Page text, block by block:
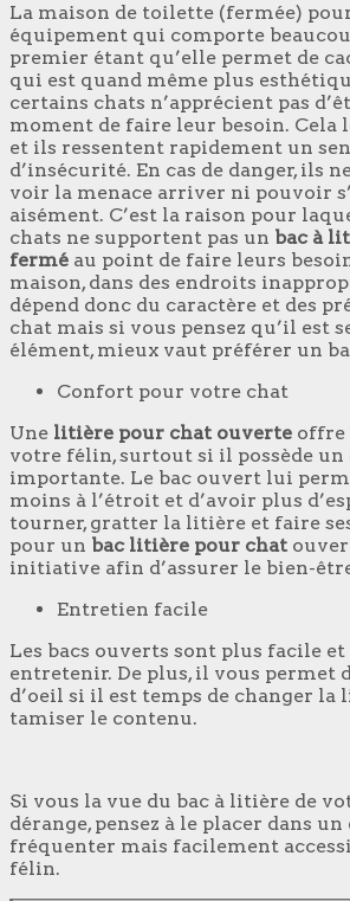
La maison de toilette (fermée)
équipement qui comporte
premier étant qu’elle permet de
qui est quand même plus
certains chats n’apprécient pas
moment de faire leur besoin. Cela
et ils ressentent rapidement un
d’insécurité. En cas de danger, ils
voir la menace arriver ni pouvoir
aisément. C’est la raison pour
chats ne supportent pas un bac à
fermé au point de faire leurs
maison, dans des endroits
dépend donc du caractère et des
chat mais si vous pensez qu’il est
élément, mieux vaut préférer un
Confort pour votre chat
Une litière pour chat ouverte offre
votre félin, surtout si il possède un
importante. Le bac ouvert lui
moins à l’étroit et d’avoir plus
tourner, gratter la litière et faire
pour un bac litière pour chat
initiative afin d’assurer le bien-
Entretien facile
Les bacs ouverts sont plus facile et
entretenir. De plus, il vous permet
d’oeil si il est temps de changer la
tamiser le contenu.
Si vous la vue du bac à litière de
dérange, pensez à le placer dans
fréquenter mais facilement
félin.